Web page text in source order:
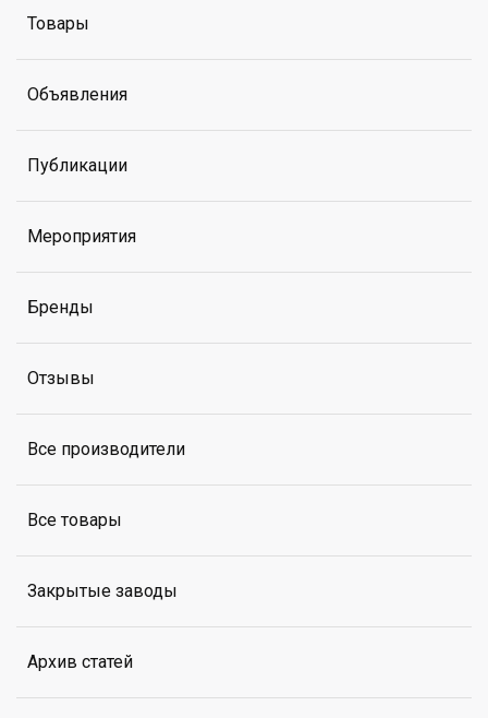
Товары
Объявления
Публикации
Мероприятия
Бренды
Отзывы
Все производители
Все товары
Закрытые заводы
Архив статей